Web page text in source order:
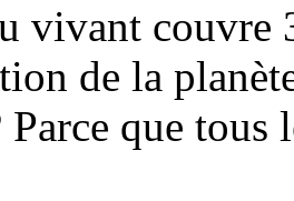
vivant couvre
de la
que tous